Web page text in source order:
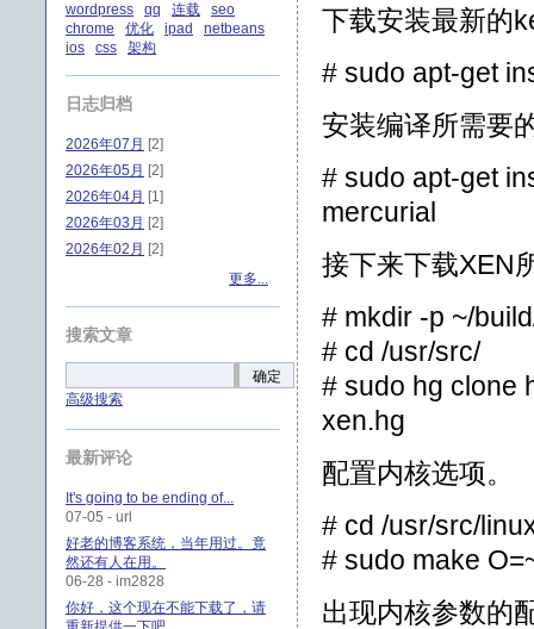
下载安装最新的
# sudo apt-get
安装编译所需要
# sudo apt-get
mercurial
接下来下载XEN
# mkdir -p ~/
# cd /usr/src/
# sudo hg clone
xen.hg
配置内核选项。
# cd /usr/src/
# sudo make
出现内核参数的
wordpress
qq 连载
seo
chrome
优化 ipad
netbeans
ios
css 架构
日志归档
2026年07月 [2]
2026年05月 [2]
2026年04月 [1]
2026年03月 [2]
2026年02月 [2]
更多...
搜索文章
确定
高级搜索
最新评论
It's going to be ending of...
07-05 - url
好老的博客系统，当年用过。竟
然还有人在用。
06-28 - im2828
你好，这个现在不能下载了，请